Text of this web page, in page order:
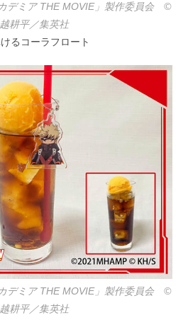
デミア THE MOVIE」製作委員会 ©️
耕平／集英社
るコーラフロート
デミア THE MOVIE」製作委員会 ©️
耕平／集英社